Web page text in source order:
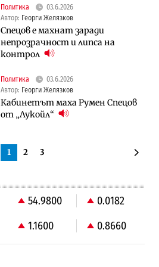
Политика
03.6.2026
Автор: Георги Желязков
Спецов е махнат заради
непрозрачност и липса на
контрол
Политика
03.6.2026
Автор: Георги Желязков
Кабинетът маха Румен Спецов
от „Лукойл“
1 2 3
54.9800
0.0182
1.1600 0.8660